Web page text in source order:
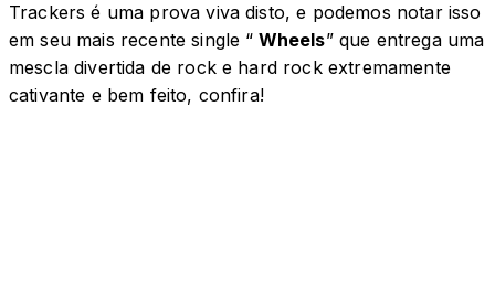
Trackers é uma prova viva disto, e podemos notar isso
em seu mais recente single “ Wheels” que entrega uma
mescla divertida de rock e hard rock extremamente
cativante e bem feito, confira!